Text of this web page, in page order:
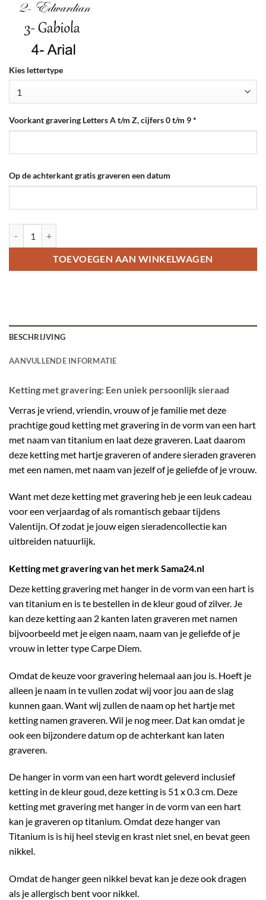
Kies lettertype
Voorkant gravering Letters A t/m Z, cijfers 0 t/m 9*
Op de achterkant gratis graveren een datum
TOEVOEGEN AAN WINKELWAGEN
BESCHRIJVING
AANVULLENDE INFORMATIE
Ketting met gravering: Een uniek persoonlijk sieraad
Verras je vriend, vriendin, vrouw of je familie met deze
prachtige goud ketting met gravering in de vorm van een hart
met naam van titanium en laat deze graveren. Laat daarom
deze ketting met hartje graveren of andere sieraden graveren
met een namen, met naam van jezelf of je geliefde of je vrouw.
Want met deze ketting met gravering heb je een leuk cadeau
voor een verjaardag of als romantisch gebaar tijdens
Valentijn. Of zodat je jouw eigen sieradencollectie kan
uitbreiden natuurlijk.
Ketting met gravering van het merk Sama24.nl
Deze ketting gravering met hanger in de vorm van een hart is
van titanium en is te bestellen in de kleur goud of zilver. Je
kan deze ketting aan 2 kanten laten graveren met namen
bijvoorbeeld met je eigen naam, naam van je geliefde of je
vrouw in letter type Carpe Diem.
Omdat de keuze voor gravering helemaal aan jou is. Hoeft je
alleen je naam in te vullen zodat wij voor jou aan de slag
kunnen gaan. Want wij zullen de naam op het hartje met
ketting namen graveren. Wil je nog meer. Dat kan omdat je
ook een bijzondere datum op de achterkant kan laten
graveren.
De hanger in vorm van een hart wordt geleverd inclusief
ketting in de kleur goud, deze ketting is 51 x 0.3 cm. Deze
ketting met gravering met hanger in de vorm van een hart
kan je graveren op titanium. Omdat deze hanger van
Titanium is is hij heel stevig en krast niet snel, en bevat geen
nikkel.
Omdat de hanger geen nikkel bevat kan je deze ook dragen
als je allergisch bent voor nikkel.